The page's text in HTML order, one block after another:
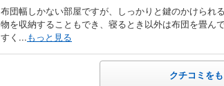
布団幅しかない部屋ですが、しっかりと鍵のかけられ
物を収納することもでき、寝るとき以外は布団を畳ん
すく...もっと見る
クチコミを